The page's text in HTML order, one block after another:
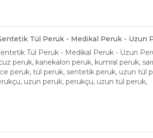
Tül Peruk - Medikal Peruk - Uzun
Tül Peruk - Medikal Peruk - Uzun
peruk, kanekalon peruk, kumral peruk,
peruk, tül peruk, sentetik peruk, uzun tül
uzun peruk, perukçu, uzun tül peruk,